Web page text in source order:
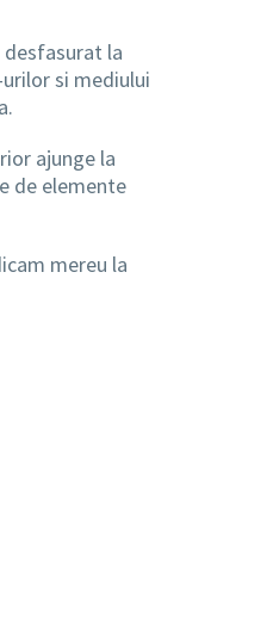
desfasurat la
si mediului
ajunge la
de elemente
mereu la